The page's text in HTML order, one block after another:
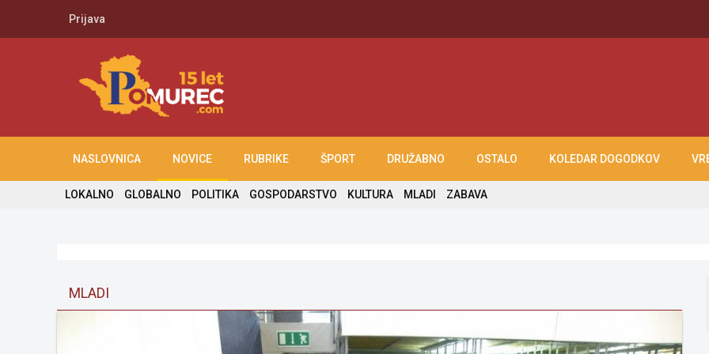
Prijava
NASLOVNICA NOVICE RUBRIKE ŠPORT DRUŽABNO OSTALO KOLEDAR DOGODKOV
LOKALNO GLOBALNO POLITIKA GOSPODARSTVO KULTURA MLADI ZABAVA
MLADI